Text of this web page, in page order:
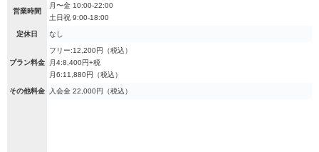
営業時間
月〜金 10:00-22:00
土日祝 9:00-18:00
定休日 なし
プラン料金
フリー:12,200円（税込）
月4:8,400円+税
月6:11,880円（税込）
その他料金 入会金 22,000円（税込）